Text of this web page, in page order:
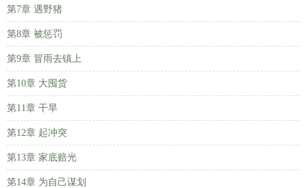
第7章 遇野猪
第8章 被惩罚
第9章 冒雨去镇上
第10章 大囤货
第11章 干旱
第12章 起冲突
第13章 家底赔光
第14章 为自己谋划